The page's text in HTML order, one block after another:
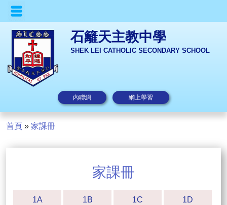
石籬天主教中學
SHEK LEI CATHOLIC SECONDARY SCHOOL
內聯網 網上學習
首頁 » 家課冊
家課冊
1A 1B 1C 1D